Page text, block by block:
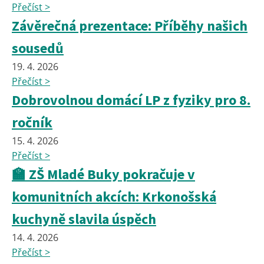
Přečíst >
Závěrečná prezentace: Příběhy našich
sousedů
19. 4. 2026
Přečíst >
Dobrovolnou domácí LP z fyziky pro 8.
ročník
15. 4. 2026
Přečíst >
🏫 ZŠ Mladé Buky pokračuje v
komunitních akcích: Krkonošská
kuchyně slavila úspěch
14. 4. 2026
Přečíst >